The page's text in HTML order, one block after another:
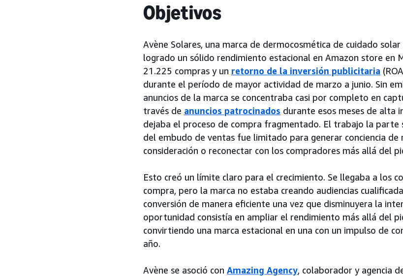
Objetivos
Avène Solares, una marca de dermocosmética de cuidado
logrado un sólido rendimiento estacional en Amazon store en
21.225 compras y un retorno de la inversión publicitaria
durante el período de mayor actividad de marzo a junio. Sin
anuncios de la marca se concentraba casi por completo en
través de anuncios patrocinados durante esos meses de alta
dejaba el proceso de compra fragmentado. El trabajo la parte
del embudo de ventas fue limitado para generar conciencia
consideración o reconectar con los compradores más allá del
Esto creó un límite claro para el crecimiento. Se llegaba a los
compra, pero la marca no estaba creando audiencias
conversión de manera eficiente una vez que disminuyera la
oportunidad consistía en ampliar el rendimiento más allá del
convirtiendo una marca estacional en una con un impulso de
año.
Avène se asoció con Amazing Agency, colaborador y agencia